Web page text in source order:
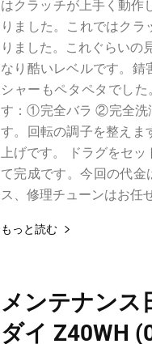
はクラッチが上手く動作
りました。これではク
りました。これぐらいの
なり酷いレベルです。錆
シャーもペタペタでし
す：①完全バラ ②完全洗
す。回転の調子を整えま
上げです。 ドラグをセ
て完成です。今回の代
ス、修理チューンはお任
もっと読む
メンテナンス
ダイ Z40WH